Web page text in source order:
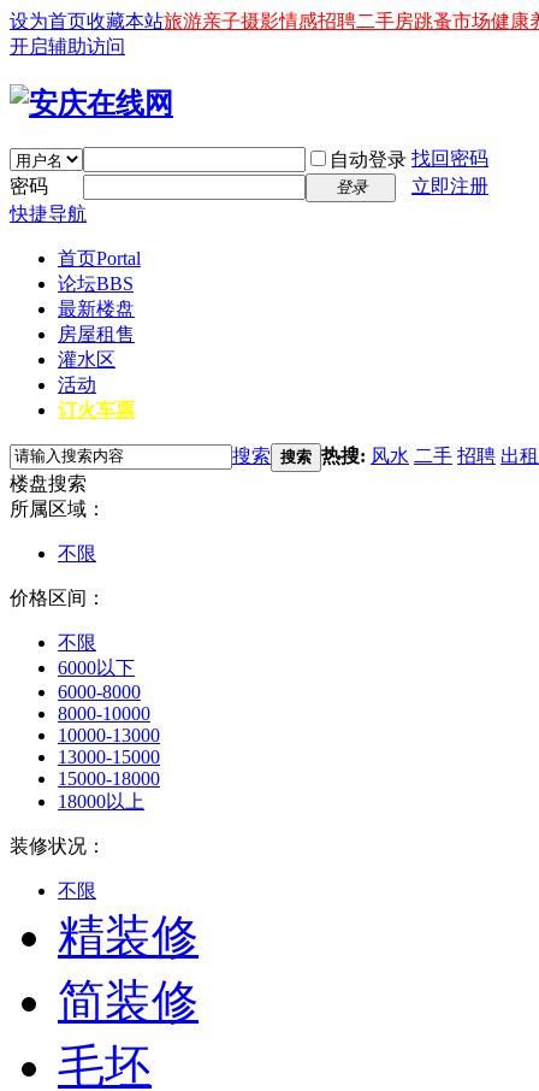
设为首页收藏本站旅游亲子摄影情感招聘二手房跳蚤市场健康
开启辅助访问
自动登录 找回密码
密码
登录
立即注册
快捷导航
首页Portal
论坛BBS
最新楼盘
房屋租售
灌水区
活动
订火车票
搜索 搜索 热搜: 风水 二手 招聘 出租
楼盘搜索
所属区域：
不限
价格区间：
不限
6000以下
6000-8000
8000-10000
10000-13000
13000-15000
15000-18000
18000以上
装修状况：
不限
精装修
简装修
毛坯